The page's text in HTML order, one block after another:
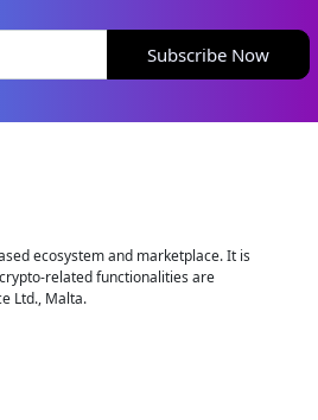
Subscribe Now
ecosystem and marketplace. It is
related functionalities are
Ltd., Malta.